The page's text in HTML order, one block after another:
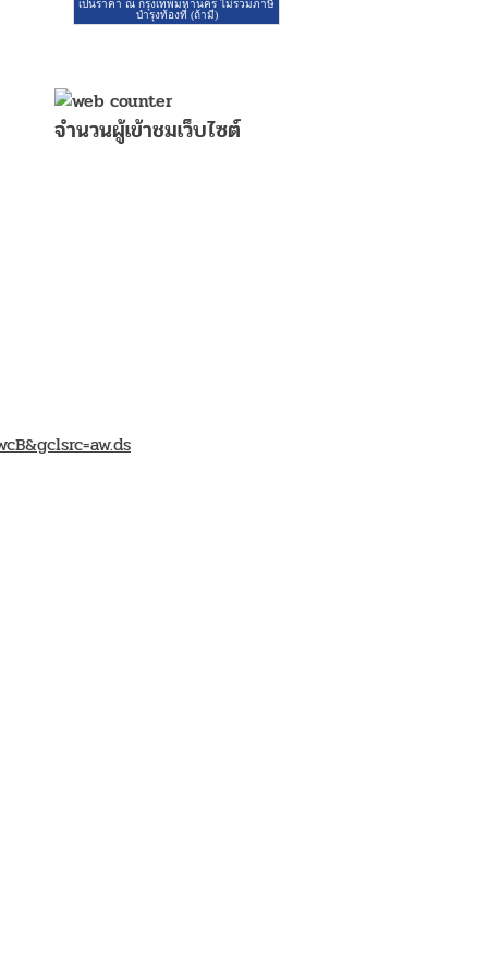
จำนวนผู้เข้าชมเว็บไซต์